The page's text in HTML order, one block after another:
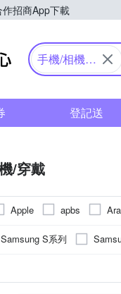
作招商App下載
Yahoo購物中心
手機/相機/
登記送
/穿戴
Apple apbs
DUX DUCIS
National Geographic 國家
Samsung S系列
iPhone 13 Pro Max